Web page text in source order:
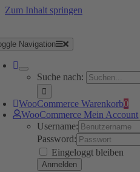
Zum Inhalt springen
Navigation
Suche nach:
WooCommerce Warenkorb0
WooCommerce Mein Account
Username:
Password:
Eingeloggt bleiben